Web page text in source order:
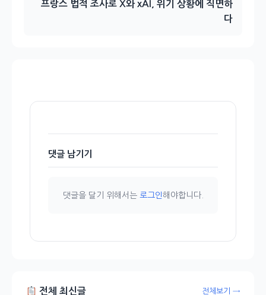
프랑스 법적 조사로 X와 xAI, 위기 상황에 직면하
다
댓글 남기기
댓글을 달기 위해서는 로그인해야합니다.
전체 최신글 전체보기 →